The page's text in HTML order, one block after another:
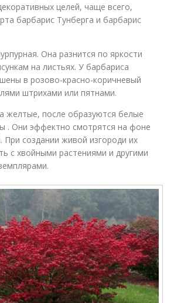
целей, чаще всего,
барбарис Тунберга и барбарис
Она разнится по яркости
на листьях. У барбариса
в розово-красно-коричневый
штрихами или пятнами.
желтые, после образуются белые
. Они эффектно смотрятся на фоне
При создании живой изгороди их
с хвойными растениями и другими